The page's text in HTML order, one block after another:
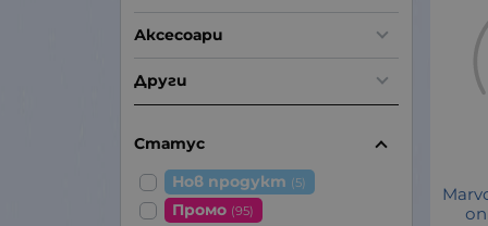
Аксесоари
Други
Статус
Нов продукт (5)
Промо (95)